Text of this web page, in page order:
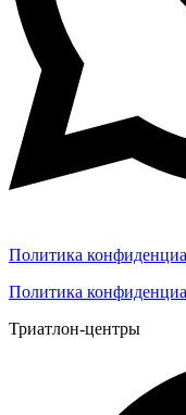
Политика
Политика
Триатлон-центры